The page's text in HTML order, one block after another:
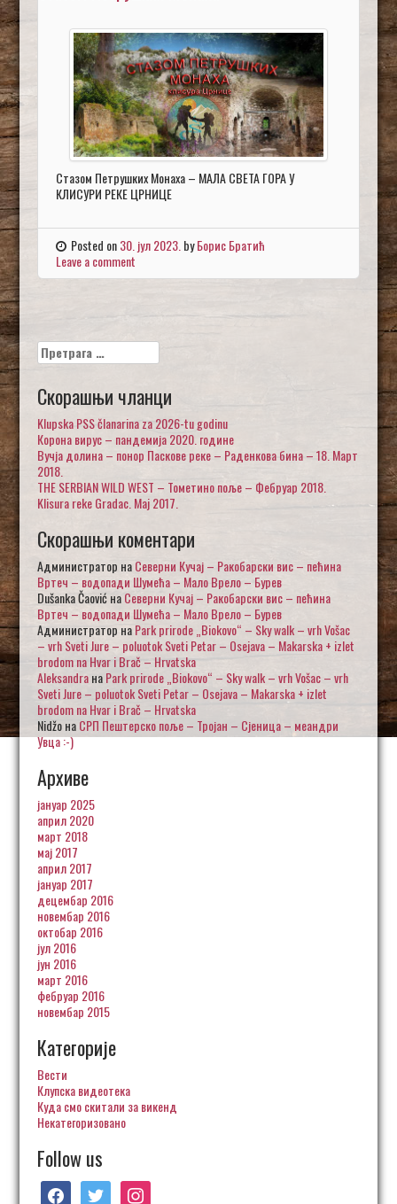
Стазом Петрушких Монаха – МАЛА СВЕТА ГОРА У
КЛИСУРИ РЕКЕ ЦРНИЦЕ
Posted on30. јул 2023.byБорис Братић
Leave a comment
Претрага
за:
Скорашњи чланци
Klupska PSS članarina za 2026-tu godinu
Корона вирус – пандемија 2020. године
Вучја долина – понор Паскове реке – Раденкова бина – 18. Март
2018.
THE SERBIAN WILD WEST – Тометино поље – Фебруар 2018.
Klisura reke Gradac. Maj 2017.
Скорашњи коментари
Администратор наСеверни Кучај – Ракобарски вис – пећина
Вртеч – водопади Шумећа – Мало Врело – Бурев
Dušanka ČaovićнаСеверни Кучај – Ракобарски вис – пећина
Вртеч – водопади Шумећа – Мало Врело – Бурев
Администратор наPark prirode „Biokovo“ – Sky walk – vrh Vošac
– vrh Sveti Jure – poluotok Sveti Petar – Osejava – Makarska + izlet
brodom na Hvar i Brač – Hrvatska
AleksandraнаPark prirode „Biokovo“ – Sky walk – vrh Vošac – vrh
Sveti Jure – poluotok Sveti Petar – Osejava – Makarska + izlet
brodom na Hvar i Brač – Hrvatska
NidžoнаСРП Пештерско поље – Тројан – Сјеница – меандри
Увца :-)
Архиве
јануар 2025
април 2020
март 2018
мај 2017
април 2017
јануар 2017
децембар 2016
новембар 2016
октобар 2016
јул 2016
јун 2016
март 2016
фебруар 2016
новембар 2015
Категорије
Вести
Клупска видеотека
Куда смо скитали за викенд
Некатегоризовано
Follow us
facebooktwitter instagram